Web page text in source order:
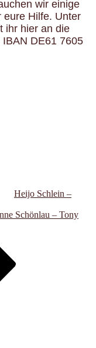
wir einige
eure Hilfe. Unter
ihr hier an die
DE61 7605
Heijo Schlein –
Schönlau – Tony